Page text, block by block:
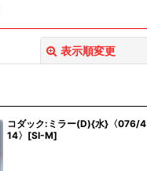
表示順変更
コダック:ミラー(D){水}〈076/4
14〉[SI-M]